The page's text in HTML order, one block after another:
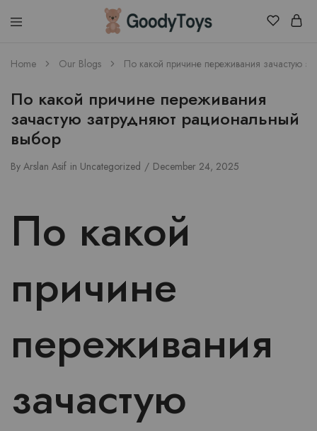
Children
Toys
Home Our Blogs По какой причине переживания зачастую
По какой причине переживания
зачастую затрудняют рациональный
выбор
By Arslan Asif in Uncategorized December 24, 2025
По какой
причине
переживания
зачастую